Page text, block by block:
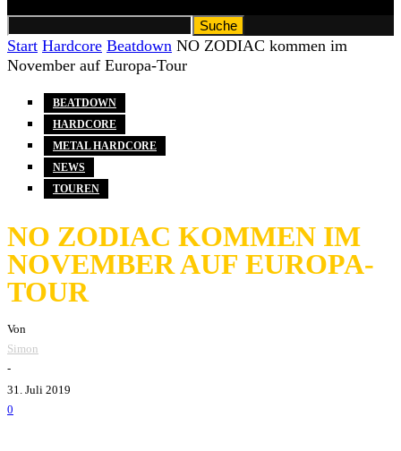
Start Hardcore Beatdown NO ZODIAC kommen im
November auf Europa-Tour
BEATDOWN
HARDCORE
METAL HARDCORE
NEWS
TOUREN
NO ZODIAC KOMMEN IM
NOVEMBER AUF EUROPA-
TOUR
Von
Simon
-
31. Juli 2019
0